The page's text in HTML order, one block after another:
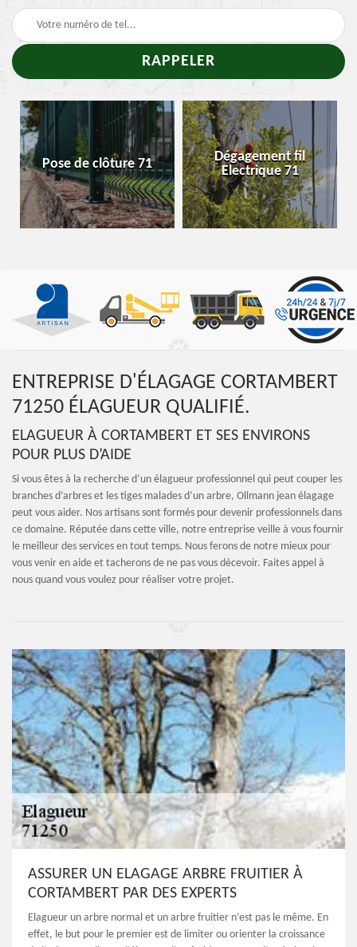
Pose de clôture 71
Dégagement fil
Electrique 71
ENTREPRISE D'ÉLAGAGE CORTAMBERT
71250 ÉLAGUEUR QUALIFIÉ.
ELAGUEUR À CORTAMBERT ET SES ENVIRONS
POUR PLUS D’AIDE
Si vous êtes à la recherche d’un élagueur professionnel qui peut couper les
branches d’arbres et les tiges malades d’un arbre, Ollmann jean élagage
peut vous aider. Nos artisans sont formés pour devenir professionnels dans
ce domaine. Réputée dans cette ville, notre entreprise veille à vous fournir
le meilleur des services en tout temps. Nous ferons de notre mieux pour
vous venir en aide et tacherons de ne pas vous décevoir. Faites appel à
nous quand vous voulez pour réaliser votre projet.
ASSURER UN ELAGAGE ARBRE FRUITIER À
CORTAMBERT PAR DES EXPERTS
Elagueur un arbre normal et un arbre fruitier n’est pas le même. En
effet, le but pour le premier est de limiter ou orienter la croissance